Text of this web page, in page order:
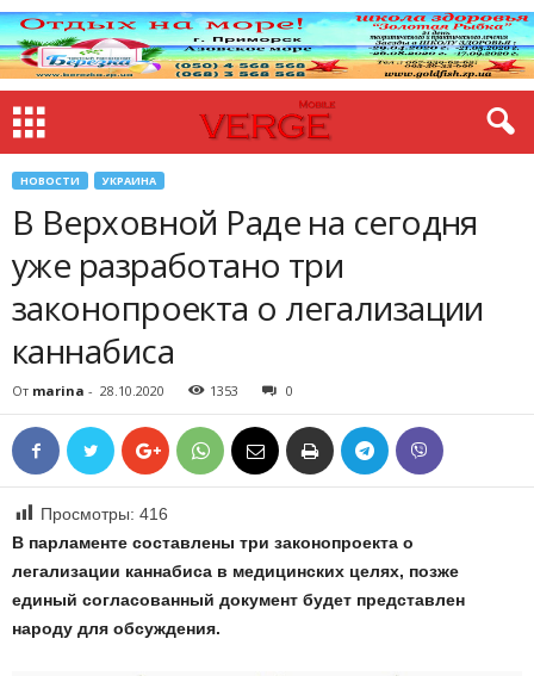
НОВОСТИ УКРАИНА
В Верховной Раде на сегодня
уже разработано три
законопроекта о легализации
каннабиса
От marina - 28.10.2020 1353 0
Просмотры: 416
В парламенте составлены три законопроекта о
легализации каннабиса в медицинских целях, позже
единый согласованный документ будет представлен
народу для обсуждения.